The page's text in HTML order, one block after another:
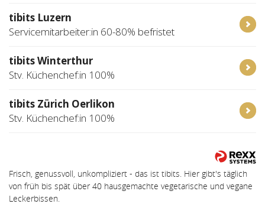
tibits Luzern
Servicemitarbeiter:in 60-80% befristet
tibits Winterthur
Stv. Küchenchef:in 100%
tibits Zürich Oerlikon
Stv. Küchenchef:in 100%
Frisch, genussvoll, unkompliziert - das ist tibits. Hier gibt's täglich
von früh bis spät über 40 hausgemachte vegetarische und vegane
Leckerbissen.